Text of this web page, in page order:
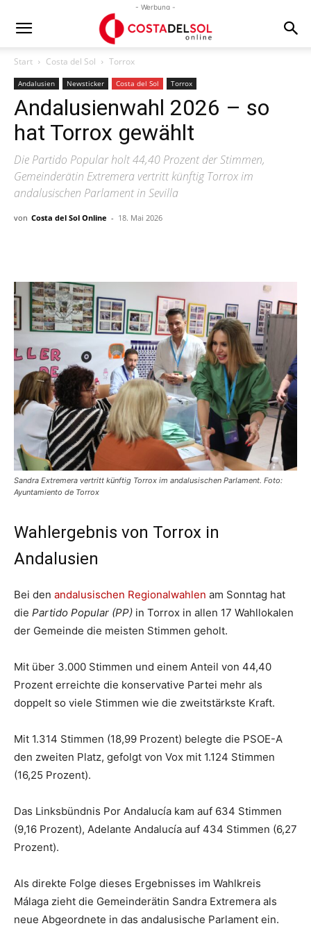
- Werbung -
Start Costa del Sol Torrox
Andalusien Newsticker Costa del Sol Torrox
Andalusienwahl 2026 – so
hat Torrox gewählt
Die Partido Popular holt 44,40 Prozent der Stimmen,
Gemeinderätin Extremera vertritt künftig Torrox im
andalusischen Parlament in Sevilla
von Costa del Sol Online - 18. Mai 2026
Sandra Extremera vertritt künftig Torrox im andalusischen Parlament. Foto:
Ayuntamiento de Torrox
Wahlergebnis von Torrox in
Andalusien
Bei den andalusischen Regionalwahlen am Sonntag hat
die Partido Popular (PP) in Torrox in allen 17 Wahllokalen
der Gemeinde die meisten Stimmen geholt.
Mit über 3.000 Stimmen und einem Anteil von 44,40
Prozent erreichte die konservative Partei mehr als
doppelt so viele Stimmen wie die zweitstärkste Kraft.
Mit 1.314 Stimmen (18,99 Prozent) belegte die PSOE-A
den zweiten Platz, gefolgt von Vox mit 1.124 Stimmen
(16,25 Prozent).
Das Linksbündnis Por Andalucía kam auf 634 Stimmen
(9,16 Prozent), Adelante Andalucía auf 434 Stimmen (6,27
Prozent).
Als direkte Folge dieses Ergebnisses im Wahlkreis
Málaga zieht die Gemeinderätin Sandra Extremera als
neue Abgeordnete in das andalusische Parlament ein.